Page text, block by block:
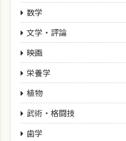
数学
文学・評論
映画
栄養学
植物
武術・格闘技
歯学